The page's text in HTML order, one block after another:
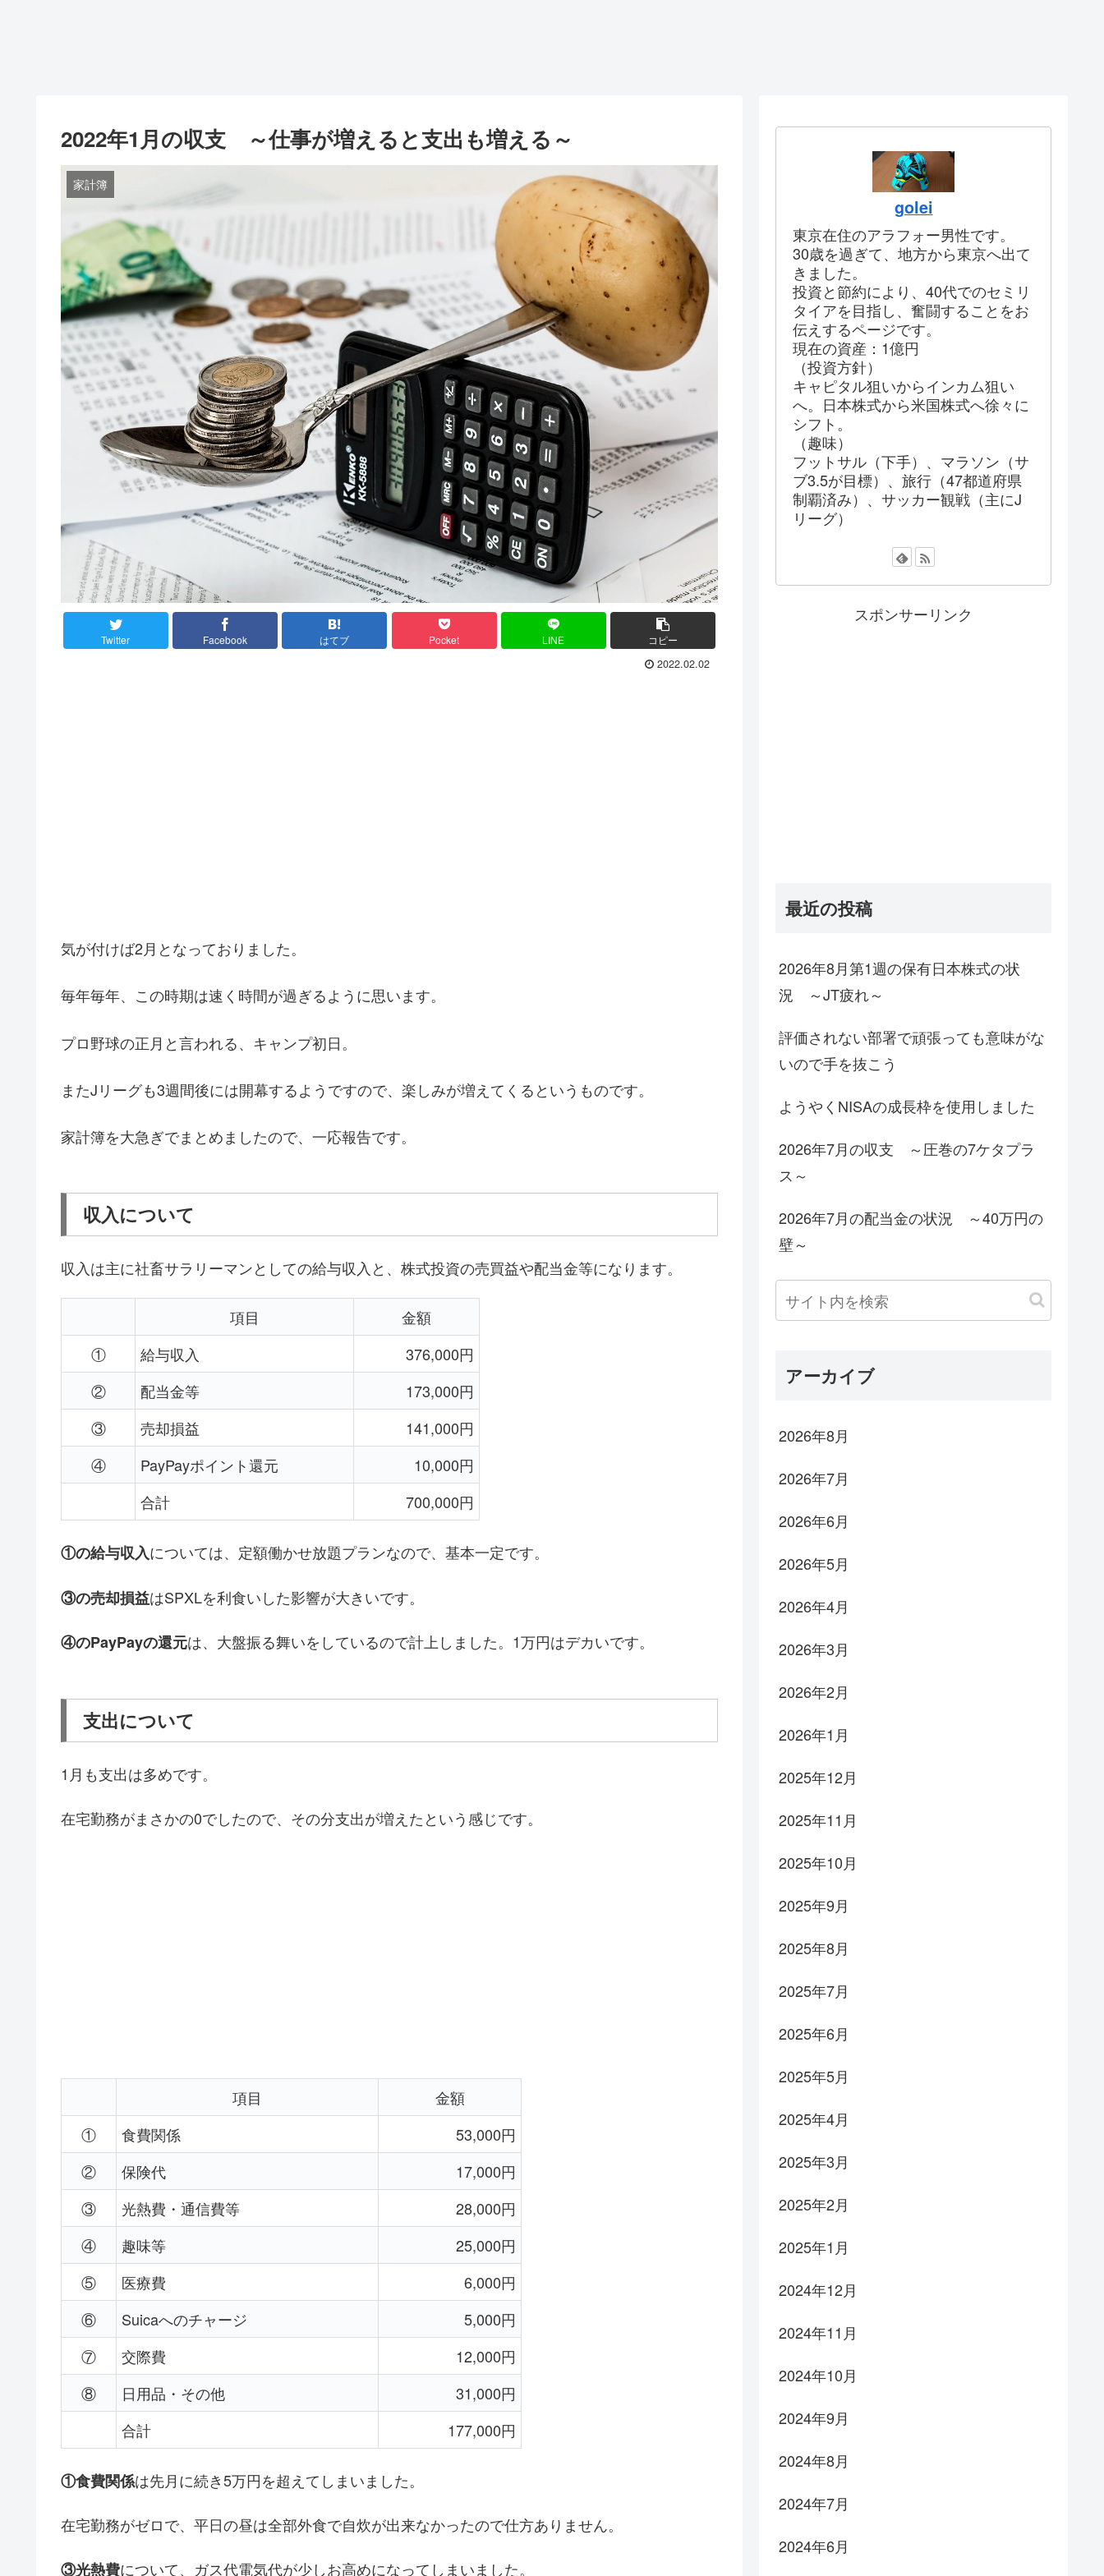
2022年1月の収支 ～仕事が増えると支出も増える～
家計簿
Twitter Facebook はてブ Pocket LINE コピー
2022.02.02
気が付けば2月となっておりました。
毎年毎年、この時期は速く時間が過ぎるように思います。
プロ野球の正月と言われる、キャンプ初日。
またJリーグも3週間後には開幕するようですので、楽しみが増えてくるというものです。
家計簿を大急ぎでまとめましたので、一応報告です。
収入について
収入は主に社畜サラリーマンとしての給与収入と、株式投資の売買益や配当金等になります。
項目
金額
①
給与収入
376,000円
②
配当金等
173,000円
③
売却損益
141,000円
④
PayPayポイント還元
10,000円
合計
700,000円
①の給与収入については、定額働かせ放題プランなので、基本一定です。
③の売却損益はSPXLを利食いした影響が大きいです。
④のPayPayの還元は、大盤振る舞いをしているので計上しました。1万円はデカいです。
支出について
1月も支出は多めです。
在宅勤務がまさかの0でしたので、その分支出が増えたという感じです。
項目
金額
①
食費関係
53,000円
②
保険代
17,000円
③
光熱費・通信費等
28,000円
④
趣味等
25,000円
⑤
医療費
6,000円
⑥
Suicaへのチャージ
5,000円
⑦
交際費
12,000円
⑧
日用品・その他
31,000円
合計
177,000円
①食費関係は先月に続き5万円を超えてしまいました。
在宅勤務がゼロで、平日の昼は全部外食で自炊が出来なかったので仕方ありません。
③光熱費について、ガス代電気代が少しお高めになってしまいました。
golei
東京在住のアラフォー男性です。
30歳を過ぎて、地方から東京へ出て
きました。
投資と節約により、40代でのセミリ
タイアを目指し、奮闘することをお
伝えするページです。
現在の資産：1億円
（投資方針）
キャピタル狙いからインカム狙い
へ。日本株式から米国株式へ徐々に
シフト。
（趣味）
フットサル（下手）、マラソン（サ
ブ3.5が目標）、旅行（47都道府県
制覇済み）、サッカー観戦（主にJ
リーグ）
スポンサーリンク
最近の投稿
2026年8月第1週の保有日本株式の状
況 ～JT疲れ～
評価されない部署で頑張っても意味がな
いので手を抜こう
ようやくNISAの成長枠を使用しました
2026年7月の収支 ～圧巻の7ケタプラ
ス～
2026年7月の配当金の状況 ～40万円の
壁～
アーカイブ
2026年8月
2026年7月
2026年6月
2026年5月
2026年4月
2026年3月
2026年2月
2026年1月
2025年12月
2025年11月
2025年10月
2025年9月
2025年8月
2025年7月
2025年6月
2025年5月
2025年4月
2025年3月
2025年2月
2025年1月
2024年12月
2024年11月
2024年10月
2024年9月
2024年8月
2024年7月
2024年6月